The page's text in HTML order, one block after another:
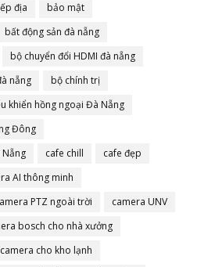
địa
bảo mật
bất động sản đà nẵng
bộ chuyển đổi HDMI đà nẵng
nẵng
bộ chính trị
khiển hồng ngoại Đà Nẵng
Đông
cafe chill
cafe đẹp
AI thông minh
PTZ ngoài trời
camera UNV
bosch cho nhà xưởng
camera cho kho lạnh